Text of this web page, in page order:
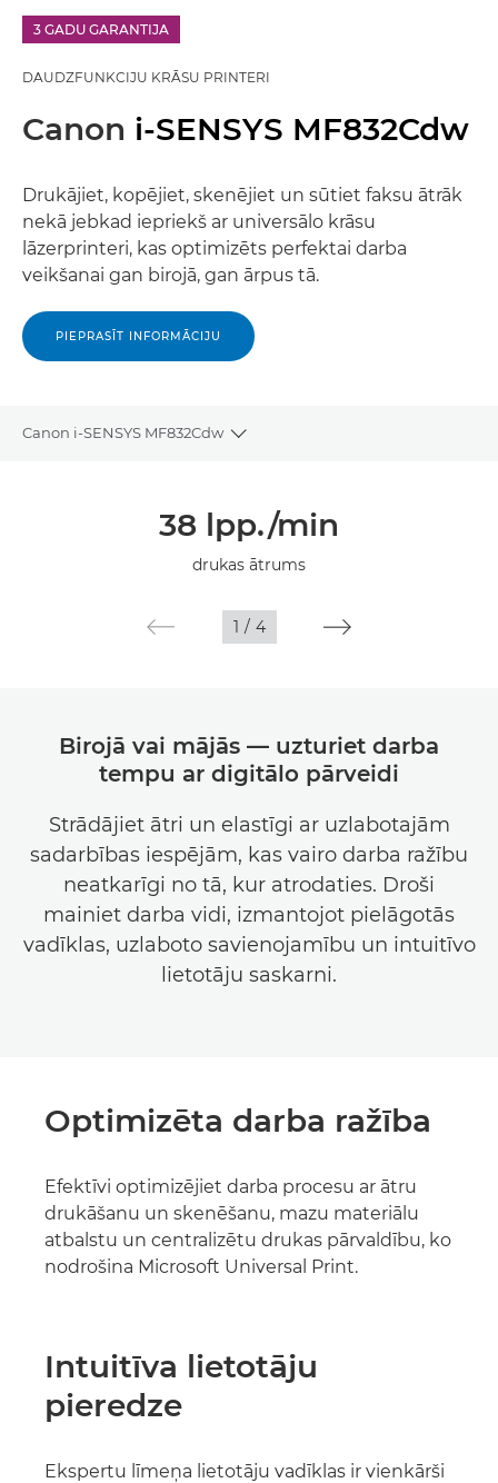
3 GADU GARANTIJA
DAUDZFUNKCIJU KRĀSU PRINTERI
Canon i-SENSYS MF832Cdw
Drukājiet, kopējiet, skenējiet un sūtiet faksu ātrāk
nekā jebkad iepriekš ar universālo krāsu
lāzerprinteri, kas optimizēts perfektai darba
veikšanai gan birojā, gan ārpus tā.
PIEPRASĪT INFORMĀCIJU
Canon i-SENSYS MF832Cdw
Toggle breadcrumbs
38 lpp./min
drukas ātrums
1 / 4
Birojā vai mājās — uzturiet darba
tempu ar digitālo pārveidi
Strādājiet ātri un elastīgi ar uzlabotajām
sadarbības iespējām, kas vairo darba ražību
neatkarīgi no tā, kur atrodaties. Droši
mainiet darba vidi, izmantojot pielāgotās
vadīklas, uzlaboto savienojamību un intuitīvo
lietotāju saskarni.
Optimizēta darba ražība
Efektīvi optimizējiet darba procesu ar ātru
drukāšanu un skenēšanu, mazu materiālu
atbalstu un centralizētu drukas pārvaldību, ko
nodrošina Microsoft Universal Print.
Intuitīva lietotāju
pieredze
Ekspertu līmeņa lietotāju vadīklas ir vienkārši